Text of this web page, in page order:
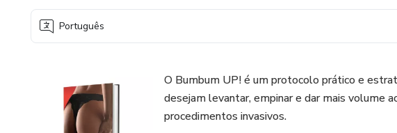
Português
O Bumbum UP! é um protocolo prático e
desejam levantar, empinar e dar mais volume
procedimentos invasivos.